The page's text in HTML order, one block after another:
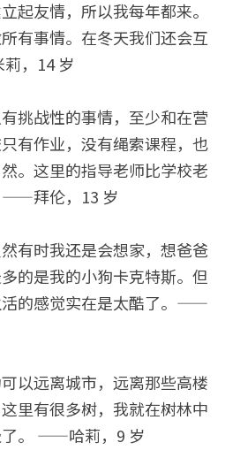
起友情，所以我每年都来。
有事情。在冬天我们还会互
，14 岁
挑战性的事情，至少和在营
有作业，没有绳索课程，也
。这里的指导老师比学校老
——拜伦，13 岁
有时我还是会想家，想爸爸
的是我的小狗卡克特斯。但
活的感觉实在是太酷了。——
以远离城市，远离那些高楼
里有很多树，我就在树林中
了。 ——哈莉，9 岁